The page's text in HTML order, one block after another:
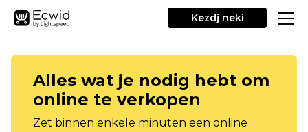
Kezdj neki
Alles wat je nodig hebt om
online te verkopen
Zet binnen enkele minuten een online